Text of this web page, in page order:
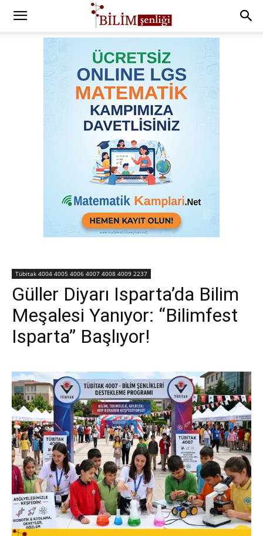
Tübitak 4004 4005 4006 4007 4008 4009 2237
Güller Diyarı Isparta’da Bilim
Meşalesi Yanıyor: “Bilimfest
Isparta” Başlıyor!